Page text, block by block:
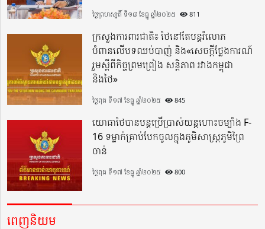
ថ្ងៃព្រហស្បតិ៍ ទី១៨ ខែធ្នូ ឆ្នាំ២០២៥ 811
ក្រសួងការពារជាតិ៖ ថៃនៅតែបន្តរំលោភ
បំពានលើបទឈប់បាញ់ និង«សេចក្តីថ្លែងការណ៍
រួមស្តីពីកិច្ចព្រមព្រៀង សន្តិភាព រវាងកម្ពុជា
និងថៃ»
ថ្ងៃពុធ ទី១៧ ខែធ្នូ ឆ្នាំ២០២៥ 845
យោធាថៃបានបន្តប្រើប្រាស់យន្តហោះចម្បាំង F-
16 ទម្លាក់គ្រាប់បែកចូលក្នុងភូមិសាស្ត្រភូមិព្រៃ
ចាន់
ថ្ងៃពុធ ទី១៧ ខែធ្នូ ឆ្នាំ២០២៥ 800
ពេញនិយម